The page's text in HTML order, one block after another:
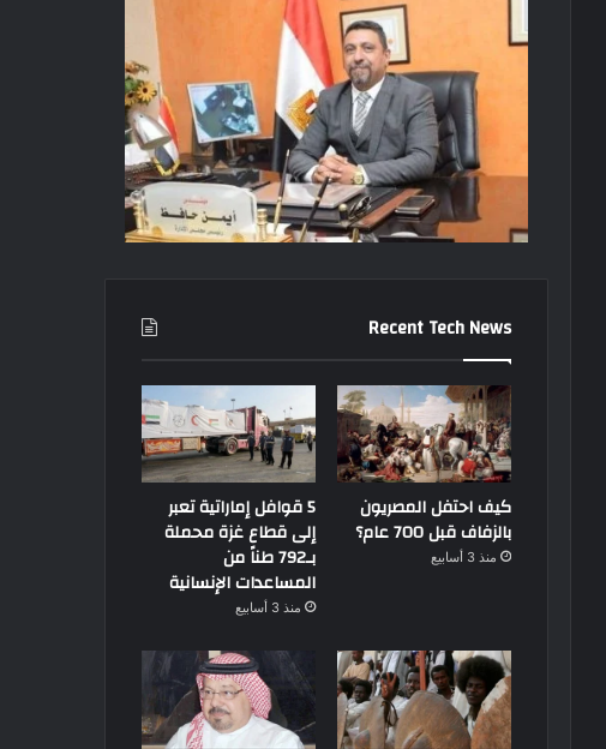
Recent Tech News
كيف احتفل المصريون
بالزفاف قبل 700 عام؟
منذ 3 أسابيع
5 قوافل إماراتية تعبر
إلى قطاع غزة محملة
بـ792 طناً من
المساعدات الإنسانية
منذ 3 أسابيع